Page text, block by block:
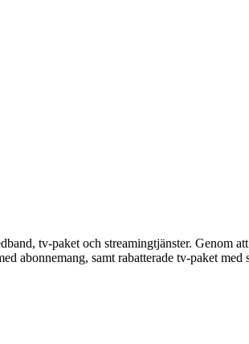
tv-paket och streamingtjänster. Genom
abonnemang, samt rabatterade tv-paket